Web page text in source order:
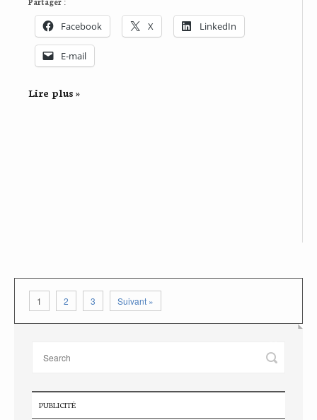
Facebook X LinkedIn
E-mail
Lire plus »
1 2 3 Suivant »
PUBLICITÉ